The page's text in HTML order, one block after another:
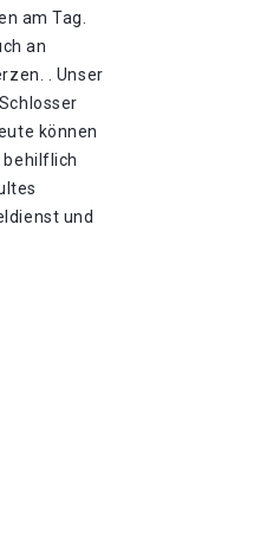
am Tag.
an
. Unser
können
behilflich
und